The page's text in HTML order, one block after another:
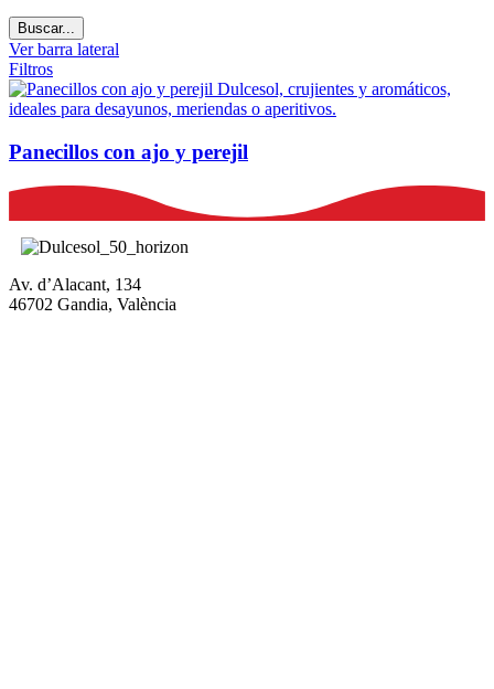
Buscar...
Ver barra lateral
Filtros
Panecillos con ajo y perejil
Av. d’Alacant, 134
46702 Gandia, València